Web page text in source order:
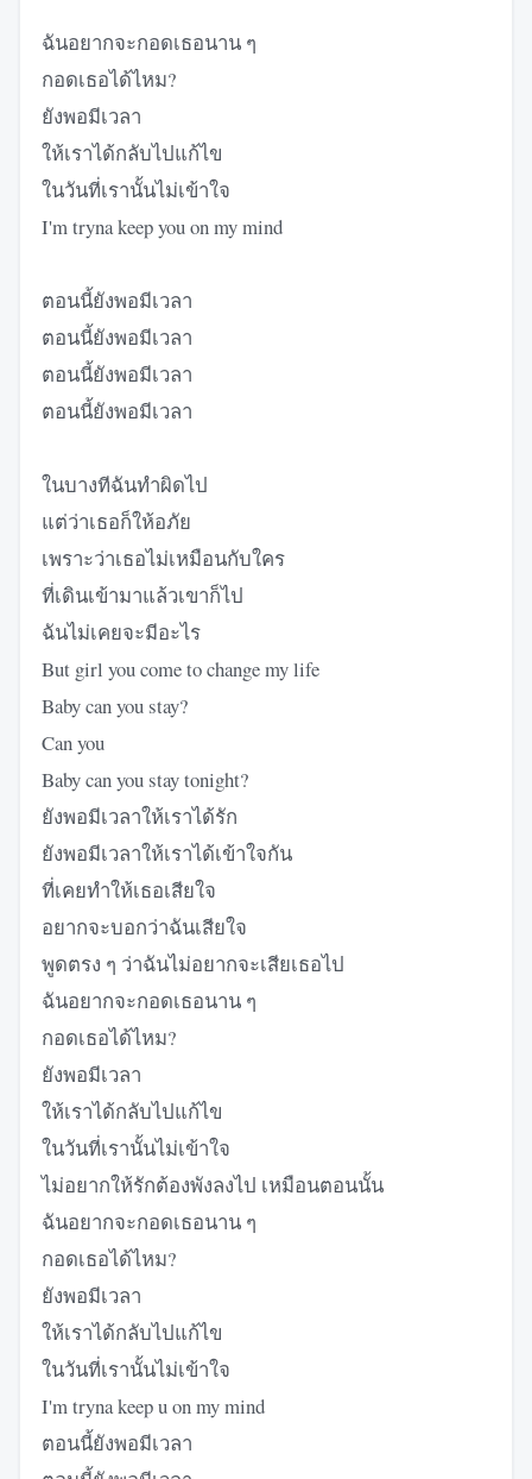
ฉันอยากจะกอดเธอนาน ๆ
กอดเธอได้ไหม?
ยังพอมีเวลา
ให้เราได้กลับไปแก้ไข
ในวันที่เรานั้นไม่เข้าใจ
I'm tryna keep you on my mind
ตอนนี้ยังพอมีเวลา
ตอนนี้ยังพอมีเวลา
ตอนนี้ยังพอมีเวลา
ตอนนี้ยังพอมีเวลา
ในบางทีฉันทำผิดไป
แต่ว่าเธอก็ให้อภัย
เพราะว่าเธอไม่เหมือนกับใคร
ที่เดินเข้ามาแล้วเขาก็ไป
ฉันไม่เคยจะมีอะไร
But girl you come to change my life
Baby can you stay?
Can you
Baby can you stay tonight?
ยังพอมีเวลาให้เราได้รัก
ยังพอมีเวลาให้เราได้เข้าใจกัน
ที่เคยทำให้เธอเสียใจ
อยากจะบอกว่าฉันเสียใจ
พูดตรง ๆ ว่าฉันไม่อยากจะเสียเธอไป
ฉันอยากจะกอดเธอนาน ๆ
กอดเธอได้ไหม?
ยังพอมีเวลา
ให้เราได้กลับไปแก้ไข
ในวันที่เรานั้นไม่เข้าใจ
ไม่อยากให้รักต้องพังลงไป เหมือนตอนนั้น
ฉันอยากจะกอดเธอนาน ๆ
กอดเธอได้ไหม?
ยังพอมีเวลา
ให้เราได้กลับไปแก้ไข
ในวันที่เรานั้นไม่เข้าใจ
I'm tryna keep u on my mind
ตอนนี้ยังพอมีเวลา